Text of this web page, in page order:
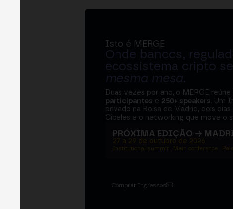
Isto é MERGE
Onde bancos,
ecossistema cripto
mesma mesa.
Duas vezes por ano, o MERGE reúne
participantes e 250+ speakers. Um
privado na Bolsa de Madrid, dois dias
Cibeles e o networking que move o
PRÓXIMA EDIÇÃO →
27 a 29 de outubro de 2026
Institutional summit · Main conference ·
Comprar Ingressos